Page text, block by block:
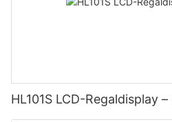
HL101S LCD-Regaldisplay